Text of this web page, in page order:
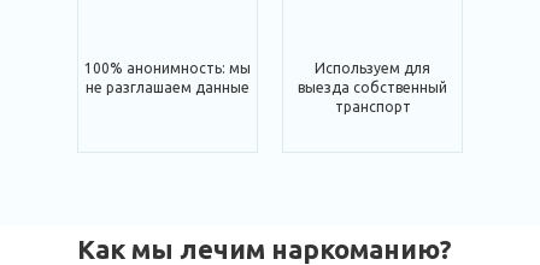
100% анонимность: мы
не разглашаем данные
Используем для
выезда собственный
транспорт
Как мы лечим наркоманию?